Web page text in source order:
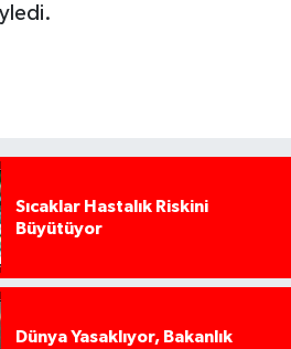
Sıcaklar Hastalık Riskini
Büyütüyor
Dünya Yasaklıyor, Bakanlık